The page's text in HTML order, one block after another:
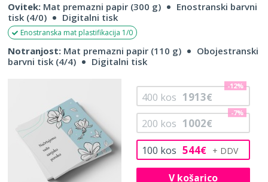
Ovitek: Mat premazni papir (300 g)
Enostranski barvni
tisk (4/0)
Digitalni tisk
Enostranska mat plastifikacija 1/0
Notranjost: Mat premazni papir (110 g)
Obojestranski
barvni tisk (4/4)
Digitalni tisk
100 kos 544€
200 kos 1002€
-7%
400 kos 1913€
-12%
V košarico